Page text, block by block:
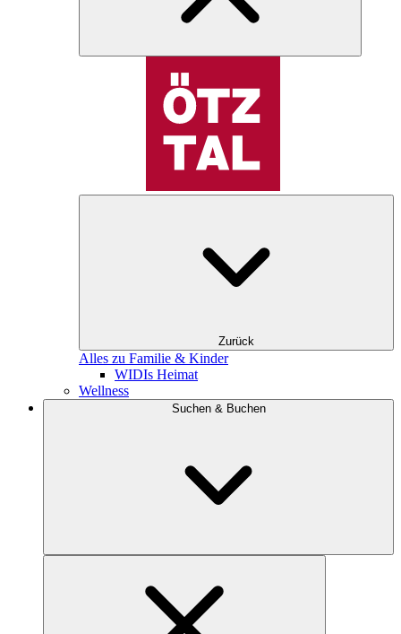
Zurück
Alles zu Familie & Kinder
WIDIs Heimat
Wellness
Suchen & Buchen